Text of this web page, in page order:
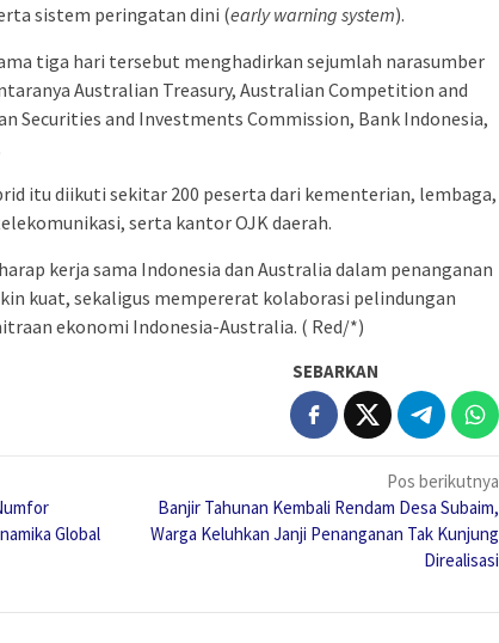
sistem peringatan dini (early warning system).
tiga hari tersebut menghadirkan sejumlah narasumber
Australian Treasury, Australian Competition and
Securities and Investments Commission, Bank Indonesia,
itu diikuti sekitar 200 peserta dari kementerian, lembaga,
serta kantor OJK daerah.
kerja sama Indonesia dan Australia dalam penanganan
kuat, sekaligus mempererat kolaborasi pelindungan
ekonomi Indonesia-Australia. ( Red/*)
SEBARKAN
Global
Pos berikutnya
Banjir Tahunan Kembali Rendam Desa Subaim,
Warga Keluhkan Janji Penanganan Tak Kunjung
Direalisasi